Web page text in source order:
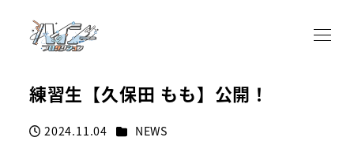
練習生【久保田 もも】公開！
投稿日
2024.11.04 カテゴリー
NEWS